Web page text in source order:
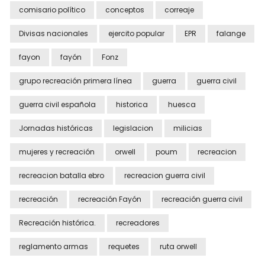
comisario político conceptos correaje
Divisas nacionales ejercito popular EPR falange
fayon fayón Fonz
grupo recreación primera línea guerra guerra civil
guerra civil española historica huesca
Jornadas históricas legislacion milicias
mujeres y recreación orwell poum recreacion
recreacion batalla ebro recreacion guerra civil
recreación recreación Fayón recreación guerra civil
Recreación histórica. recreadores
reglamento armas requetes ruta orwell